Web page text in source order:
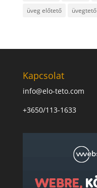
üveg előtető
üvegtető
Kapcsolat
info@elo-teto.com
+3650/113-1633